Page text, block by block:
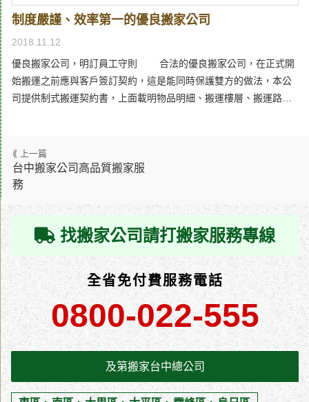
服務流程也很簡單，先是以電話預約後講定價格，並明定「絕不加
價」，這個超級重要的，身邊有很多朋友被搬家公司海薛一筆就是
因為沒有先講好這個前例！再來就是簽定契約跟打包物品了，原本
很苦惱去哪裡弄來這麼多箱子把零碎的東西都裝起來，沒想到貼心
的及第搬家提供了紙箱、封口膠帶跟籃子，還有拆裝大件傢俱的服
務，整個超級周到的。更別說合約本身有損壞賠償跟服務瑕疵賠償
制度嚴謹、效率第一的優良搬家公司
2018.11.12
優良搬家公司，明訂員工守則 合法的優良搬家公司，在正式開
始搬運之前應與客戶簽訂契約，這是能同時保護雙方的做法，本公
司提供制式搬運契約書，上面載明物品明細、搬運樓層、搬運路線
中，不要碰到、不要掉落、不要投擲、不要腳踩、不坐上面、不要
拖拉傢俱，且搬運時對於可能過重的傢俱勿逞強獨立搬運。 在
搬家前，及第搬家貨運公司將派經驗豐富的專業師傅到現場估價，
戶，本公司免費提供搬家所需紙箱、封口膠帶、籃子及各式專業包
一家優良搬家公司的必備條件，就是專業的搬運技術，而技術
需要靠無數的經驗累積，每一次的搬運服務中，及第都會檢討服務
過程中是否有缺失，並根據遇到的各種狀況進行改進。一家優良搬
家公司的必備條件，就是專業的搬運技術，而技術需要靠無數的經
驗累積，每一次的搬運服務中，及第都會檢討服務過程中是否有缺
的專業搬家經驗，更在2011年時，以五車九人的團隊，創造出一千
次搬遷服務的紀錄，能締造出這項紀錄，除了本公司的高效率之
台中搬家公司高品質搬家服
務
找搬家公司請打搬家服務專線
全省免付費服務電話
0800-022-555
及第搬家台中總公司